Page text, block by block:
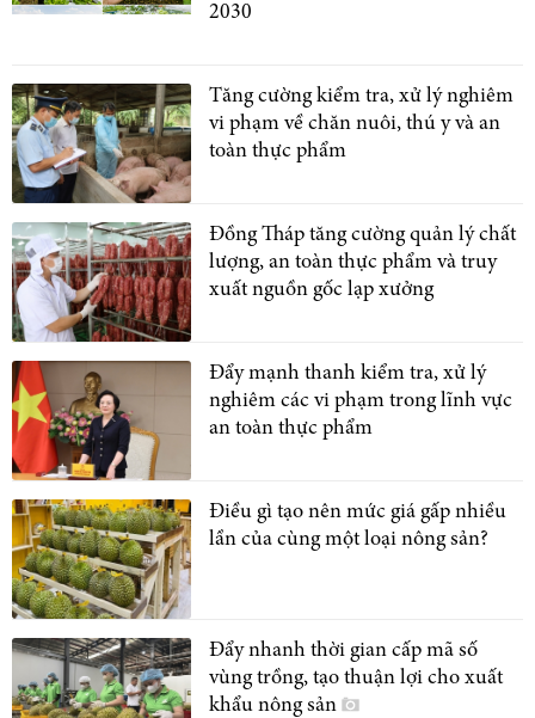
2030
Tăng cường kiểm tra, xử lý nghiêm
vi phạm về chăn nuôi, thú y và an
toàn thực phẩm
Đồng Tháp tăng cường quản lý chất
lượng, an toàn thực phẩm và truy
xuất nguồn gốc lạp xưởng
Đẩy mạnh thanh kiểm tra, xử lý
nghiêm các vi phạm trong lĩnh vực
an toàn thực phẩm
Điều gì tạo nên mức giá gấp nhiều
lần của cùng một loại nông sản?
Đẩy nhanh thời gian cấp mã số
vùng trồng, tạo thuận lợi cho xuất
khẩu nông sản